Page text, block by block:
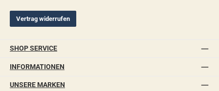
Vertrag widerrufen
SHOP SERVICE
INFORMATIONEN
UNSERE MARKEN